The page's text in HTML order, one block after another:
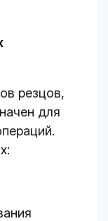
резцов,
для